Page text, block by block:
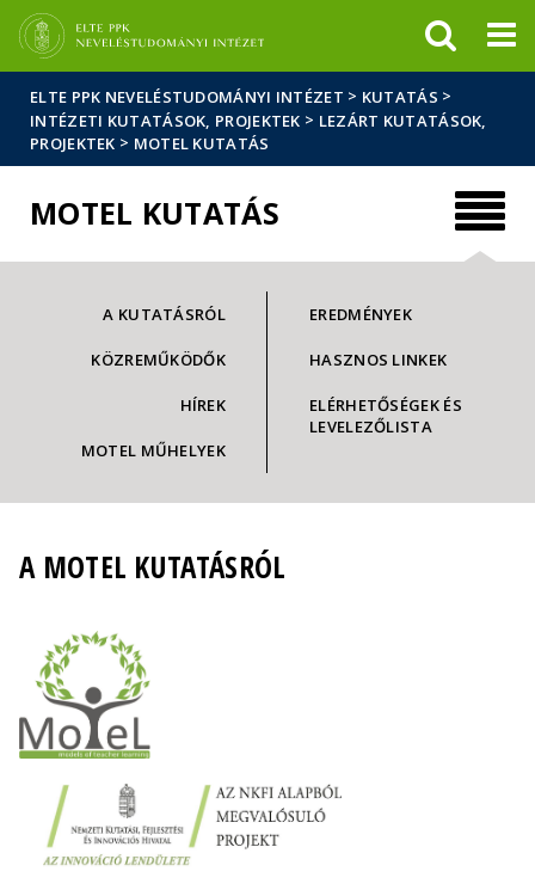
sajtóban
ELTE PPK NEVELÉSTUDOMÁNYI INTÉZET > KUTATÁS >
INTÉZETI KUTATÁSOK, PROJEKTEK > LEZÁRT KUTATÁSOK,
PROJEKTEK > MOTEL KUTATÁS
MOTEL KUTATÁS
A KUTATÁSRÓL
KÖZREMŰKÖDŐK
HÍREK
MOTEL MŰHELYEK
EREDMÉNYEK
HASZNOS LINKEK
ELÉRHETŐSÉGEK ÉS
LEVELEZŐLISTA
A MOTEL KUTATÁSRÓL